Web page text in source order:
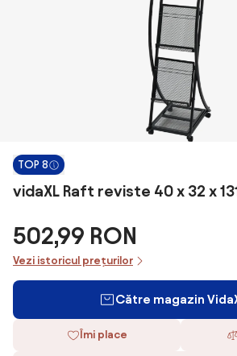
TOP 8
vidaXL Raft reviste 40 x 32 x
502,99 RON
Vezi istoricul prețurilor
Către magazin
Îmi place